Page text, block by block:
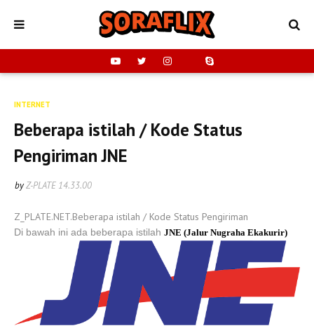
INTERNET
Beberapa istilah / Kode Status
Pengiriman JNE
byZ-PLATE 14.33.00
Z_PLATE.NET.Beberapa istilah / Kode Status Pengiriman
Di bawah ini ada beberapa istilah JNE (Jalur Nugraha Ekakurir)